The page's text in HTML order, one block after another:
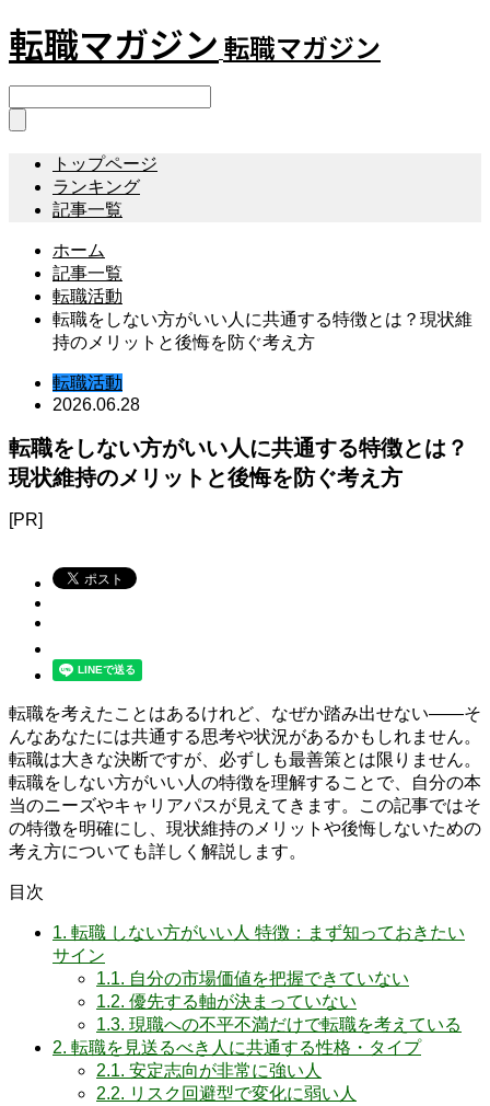
転職マガジン 転職マガジン
トップページ
ランキング
記事一覧
ホーム
記事一覧
転職活動
転職をしない方がいい人に共通する特徴とは？現状維
持のメリットと後悔を防ぐ考え方
転職活動
2026.06.28
転職をしない方がいい人に共通する特徴とは？
現状維持のメリットと後悔を防ぐ考え方
[PR]
転職を考えたことはあるけれど、なぜか踏み出せない――そ
んなあなたには共通する思考や状況があるかもしれません。
転職は大きな決断ですが、必ずしも最善策とは限りません。
転職をしない方がいい人の特徴を理解することで、自分の本
当のニーズやキャリアパスが見えてきます。この記事ではそ
の特徴を明確にし、現状維持のメリットや後悔しないための
考え方についても詳しく解説します。
目次
1. 転職 しない方がいい人 特徴：まず知っておきたい
サイン
1.1. 自分の市場価値を把握できていない
1.2. 優先する軸が決まっていない
1.3. 現職への不平不満だけで転職を考えている
2. 転職を見送るべき人に共通する性格・タイプ
2.1. 安定志向が非常に強い人
2.2. リスク回避型で変化に弱い人